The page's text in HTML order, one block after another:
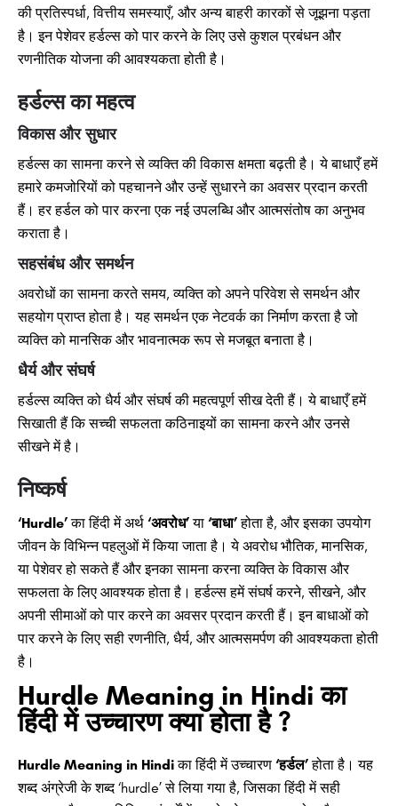
की प्रतिस्पर्धा, वित्तीय समस्याएँ, और अन्य बाहरी कारकों से जूझना पड़ता
है। इन पेशेवर हर्डल्स को पार करने के लिए उसे कुशल प्रबंधन और
रणनीतिक योजना की आवश्यकता होती है।
हर्डल्स का महत्व
विकास और सुधार
हर्डल्स का सामना करने से व्यक्ति की विकास क्षमता बढ़ती है। ये बाधाएँ हमें
हमारे कमजोरियों को पहचानने और उन्हें सुधारने का अवसर प्रदान करती
हैं। हर हर्डल को पार करना एक नई उपलब्धि और आत्मसंतोष का अनुभव
कराता है।
सहसंबंध और समर्थन
अवरोधों का सामना करते समय, व्यक्ति को अपने परिवेश से समर्थन और
सहयोग प्राप्त होता है। यह समर्थन एक नेटवर्क का निर्माण करता है जो
व्यक्ति को मानसिक और भावनात्मक रूप से मजबूत बनाता है।
धैर्य और संघर्ष
हर्डल्स व्यक्ति को धैर्य और संघर्ष की महत्वपूर्ण सीख देती हैं। ये बाधाएँ हमें
सिखाती हैं कि सच्ची सफलता कठिनाइयों का सामना करने और उनसे
सीखने में है।
निष्कर्ष
‘Hurdle’का हिंदी में अर्थ ‘अवरोध’या ‘बाधा’होता है, और इसका उपयोग
जीवन के विभिन्न पहलुओं में किया जाता है। ये अवरोध भौतिक, मानसिक,
या पेशेवर हो सकते हैं और इनका सामना करना व्यक्ति के विकास और
सफलता के लिए आवश्यक होता है। हर्डल्स हमें संघर्ष करने, सीखने, और
अपनी सीमाओं को पार करने का अवसर प्रदान करती हैं। इन बाधाओं को
पार करने के लिए सही रणनीति, धैर्य, और आत्मसमर्पण की आवश्यकता होती
है।
Hurdle Meaning in Hindi का
हिंदी में उच्चारण क्या होता है ?
Hurdle Meaning in Hindiका हिंदी में उच्चारण ‘हर्डल’होता है। यह
शब्द अंग्रेजी के शब्द ‘hurdle’ से लिया गया है, जिसका हिंदी में सही